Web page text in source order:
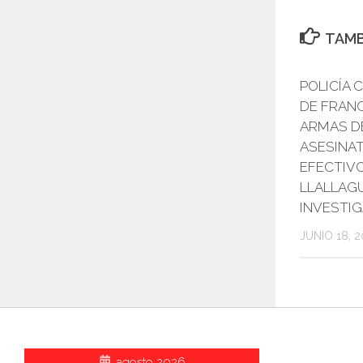
POLICÍA
DE
ARMAS
JUNIO 18,